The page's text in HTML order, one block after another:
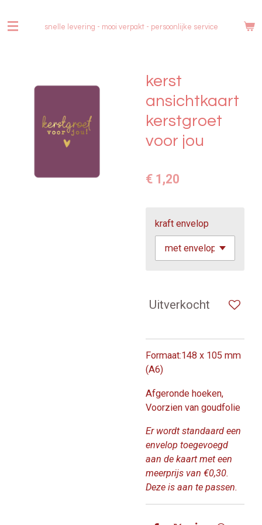
direct
snelle levering - mooi verpakt - persoonlijke service
kerst
ansichtkaart
kerstgroet
voor jou
€ 1,20
kraft envelop
Uitverkocht
Formaat:148 x 105 mm
(A6)
Afgeronde hoeken,
Voorzien van goudfolie
Er wordt standaard een
envelop toegevoegd
aan de kaart met een
meerprijs van €0,30.
Deze is aan te passen.